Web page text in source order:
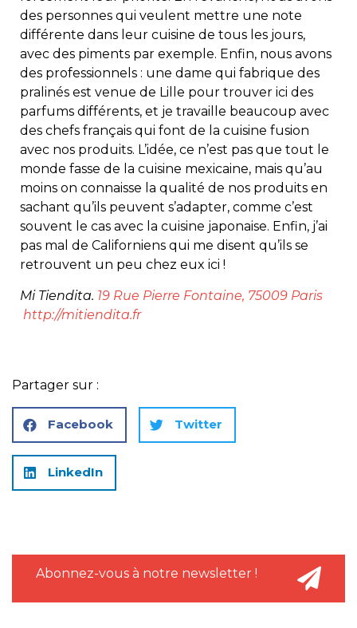
des personnes qui veulent mettre une note
différente dans leur cuisine de tous les jours,
avec des piments par exemple. Enfin, nous avons
des professionnels : une dame qui fabrique des
pralinés est venue de Lille pour trouver ici des
parfums différents, et je travaille beaucoup avec
des chefs français qui font de la cuisine fusion
avec nos produits. L’idée, ce n’est pas que tout le
monde fasse de la cuisine mexicaine, mais qu’au
moins on connaisse la qualité de nos produits en
sachant qu’ils peuvent s’adapter, comme c’est
souvent le cas avec la cuisine japonaise. Enfin, j’ai
pas mal de Californiens qui me disent qu’ils se
retrouvent un peu chez eux ici !
Mi Tiendita. 19 Rue Pierre Fontaine, 75009 Paris
http://mitiendita.fr
Partager sur :
Facebook Twitter
LinkedIn
Abonnez-vous à notre newsletter !